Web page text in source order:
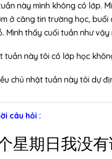
này mình không có lớp.
ở căng tin trường học, buổi
Mình thấy cuối tuần như vậy
tuần này tôi có lớp học
chủ nhật tuần này tôi dự
câu hỏi :
星期日我没有